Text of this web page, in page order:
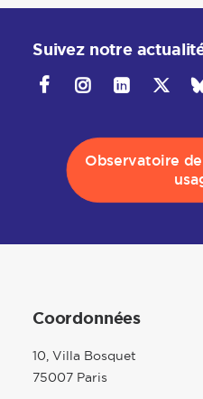
Suivez notre
Observatoire
Coordonnées
10, Villa Bosquet
75007 Paris